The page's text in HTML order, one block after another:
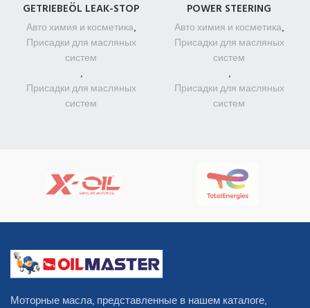
GETRIEBEÖL LEAK-STOP
Авто химия и косметика,
Присадки для масляных
систем
,
Присадки для масляных
систем
POWER STEERING
Авто химия и косметика,
Присадки для масляных
систем
,
Присадки для масляных
систем
Моторные масла, представленные в нашем каталоге,